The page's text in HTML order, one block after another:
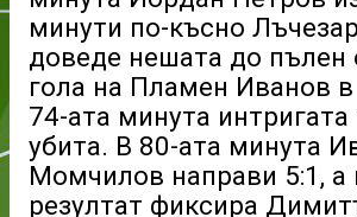
минути по-късно
доведе нешата до пълен
гола на Пламен Иванов в
74-ата минута
убита. В 80-ата минута
Момчилов направи 5:1, а
резултат фиксира